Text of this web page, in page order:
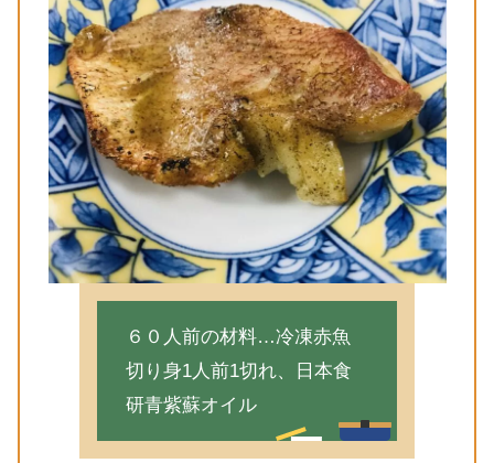
６０人前の材料…冷凍赤魚
切り身1人前1切れ、日本食
研青紫蘇オイル